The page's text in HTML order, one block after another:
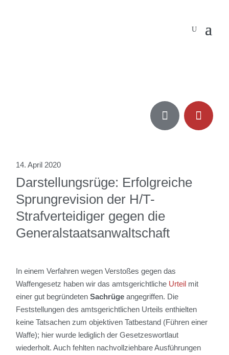
14. April 2020
Darstellungsrüge: Erfolgreiche
Sprungrevision der H/T-
Strafverteidiger gegen die
Generalstaatsanwaltschaft
In einem Verfahren wegen Verstoßes gegen das
Waffengesetz haben wir das amtsgerichtliche Urteil mit
einer gut begründetenSachrüge angegriffen. Die
Feststellungen des amtsgerichtlichen Urteils enthielten
keine Tatsachen zum objektiven Tatbestand (Führen einer
Waffe); hier wurde lediglich der Gesetzeswortlaut
wiederholt. Auch fehlten nachvollziehbare Ausführungen